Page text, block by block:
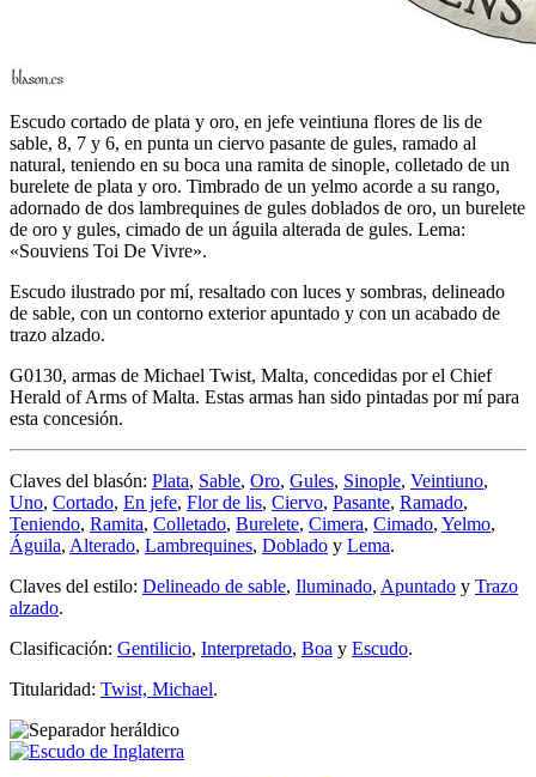
Escudo cortado de plata y oro, en jefe veintiuna flores de lis de
sable, 8, 7 y 6, en punta un ciervo pasante de gules, ramado al
natural, teniendo en su boca una ramita de sinople, colletado de un
burelete de plata y oro. Timbrado de un yelmo acorde a su rango,
adornado de dos lambrequines de gules doblados de oro, un burelete
de oro y gules, cimado de un águila alterada de gules. Lema:
«Souviens Toi De Vivre».
Escudo ilustrado por mí, resaltado con luces y sombras, delineado
de sable, con un contorno exterior apuntado y con un acabado de
trazo alzado.
G0130, armas de Michael Twist, Malta, concedidas por el Chief
Herald of Arms of Malta. Estas armas han sido pintadas por mí para
esta concesión.
Claves del blasón: Plata, Sable, Oro, Gules, Sinople, Veintiuno,
Uno, Cortado, En jefe, Flor de lis, Ciervo, Pasante, Ramado,
Teniendo, Ramita, Colletado, Burelete, Cimera, Cimado, Yelmo,
Águila, Alterado, Lambrequines, Doblado y Lema.
Claves del estilo: Delineado de sable, Iluminado, Apuntado y Trazo
alzado.
Clasificación: Gentilicio, Interpretado, Boa y Escudo.
Titularidad: Twist, Michael.